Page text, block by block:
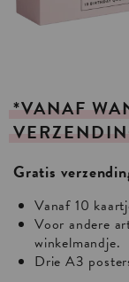
*VANAF
Gratis
Vanaf 10
Voor andere
winkelmandje.
Drie A3